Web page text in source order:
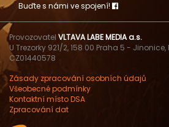
Buďte s námi ve spojení!
Provozovatel VLTAVA LABE MEDIA a.s.
U Trezorky 921/2, 158 00 Praha 5 - Jinonice,
CZ01440578
Zásady zpracování osobních údajů
Všeobecné podmínky
Kontaktní místo DSA
Zpracování dat